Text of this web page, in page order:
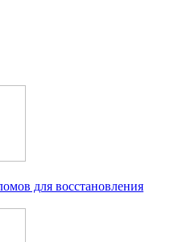
для восстановления